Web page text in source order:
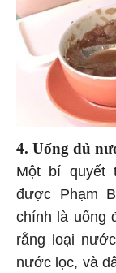
4. Uống đủ
Một bí quyết
được Phạm
chính là uống
rằng loại
nước lọc, và